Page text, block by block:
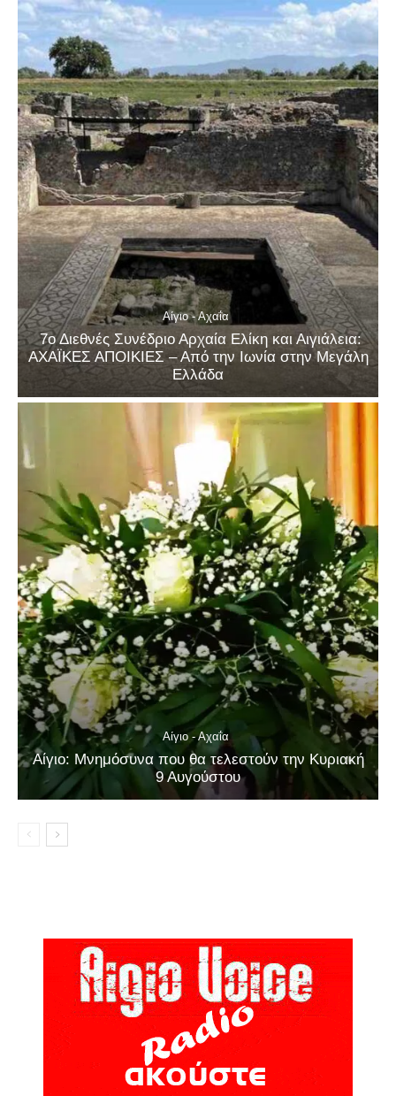
Αίγιο - Αχαΐα
7ο Διεθνές Συνέδριο Αρχαία Ελίκη και Αιγιάλεια:
ΑΧΑΪΚΕΣ ΑΠΟΙΚΙΕΣ – Από την Ιωνία στην Μεγάλη
Ελλάδα
Αίγιο - Αχαΐα
Αίγιο: Μνημόσυνα που θα τελεστούν την Κυριακή
9 Αυγούστου